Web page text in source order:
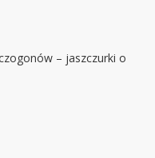
– jaszczurki o